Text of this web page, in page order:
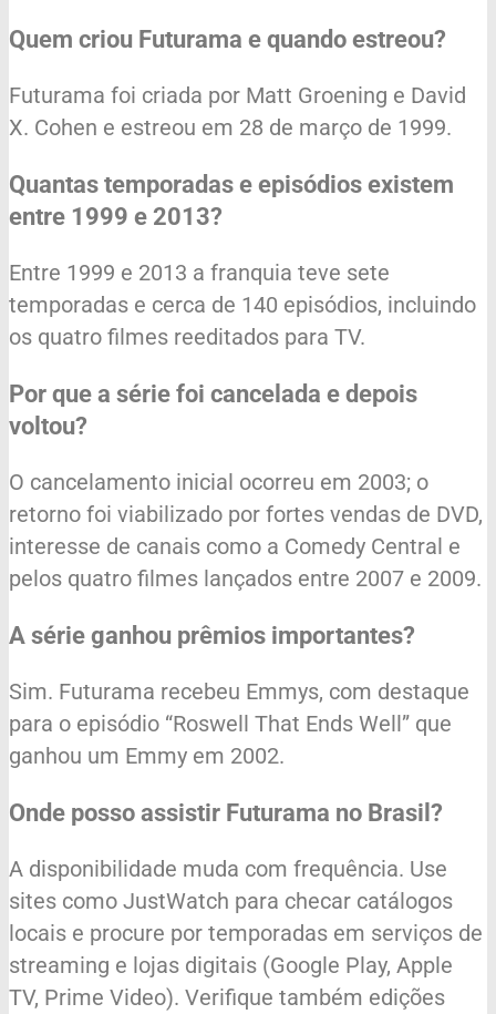
Quem criou Futurama e quando estreou?
Futurama foi criada por Matt Groening e David
X. Cohen e estreou em 28 de março de 1999.
Quantas temporadas e episódios existem
entre 1999 e 2013?
Entre 1999 e 2013 a franquia teve sete
temporadas e cerca de 140 episódios, incluindo
os quatro filmes reeditados para TV.
Por que a série foi cancelada e depois
voltou?
O cancelamento inicial ocorreu em 2003; o
retorno foi viabilizado por fortes vendas de DVD,
interesse de canais como a Comedy Central e
pelos quatro filmes lançados entre 2007 e 2009.
A série ganhou prêmios importantes?
Sim. Futurama recebeu Emmys, com destaque
para o episódio “Roswell That Ends Well” que
ganhou um Emmy em 2002.
Onde posso assistir Futurama no Brasil?
A disponibilidade muda com frequência. Use
sites como JustWatch para checar catálogos
locais e procure por temporadas em serviços de
streaming e lojas digitais (Google Play, Apple
TV, Prime Video). Verifique também edições